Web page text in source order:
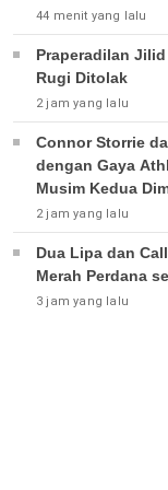
44 menit yang lalu
Praperadilan
Rugi Ditolak
2 jam yang lalu
Connor Storrie
dengan Gaya
Musim Kedua
2 jam yang lalu
Dua Lipa dan
Merah Perdana
3 jam yang lalu